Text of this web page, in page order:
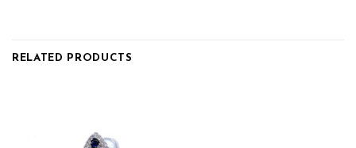
RELATED PRODUCTS